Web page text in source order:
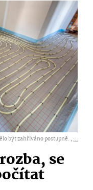
být zahříváno postupně. ,...
se